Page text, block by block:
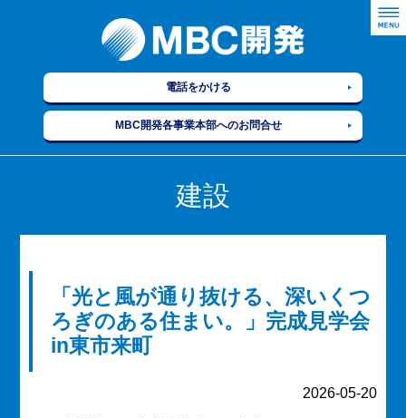
電話をかける
MBC開発各事業本部へのお問合せ
建設
「光と風が通り抜ける、深いくつ
ろぎのある住まい。」完成見学会
in東市来町
2026-05-20